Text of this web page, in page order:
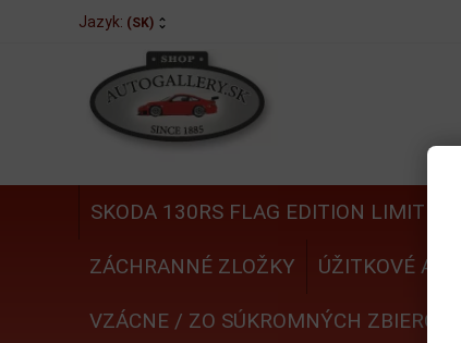
Jazyk: (SK)
SKODA 130RS FLAG EDITION LIMITED
ZÁCHRANNÉ ZLOŽKY ÚŽITKOVÉ AUTÁ
VZÁCNE / ZO SÚKROMNÝCH ZBIEROK